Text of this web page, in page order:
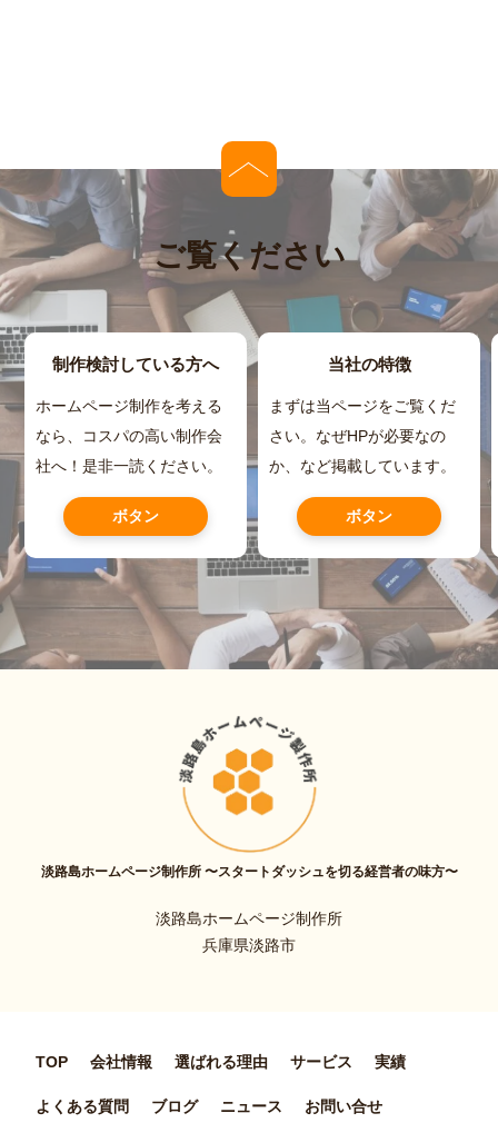
ご覧ください
制作検討している方へ
ホームページ制作を考える
なら、コスパの高い制作会
社へ！是非一読ください。
ボタン
当社の特徴
まずは当ページをご覧くだ
さい。なぜHPが必要なの
か、など掲載しています。
ボタン
淡路島ホームページ制作所 〜スタートダッシュを切る経営者の味方〜
淡路島ホームページ制作所
兵庫県淡路市
TOP 会社情報 選ばれる理由 サービス 実績
よくある質問 ブログ ニュース お問い合せ